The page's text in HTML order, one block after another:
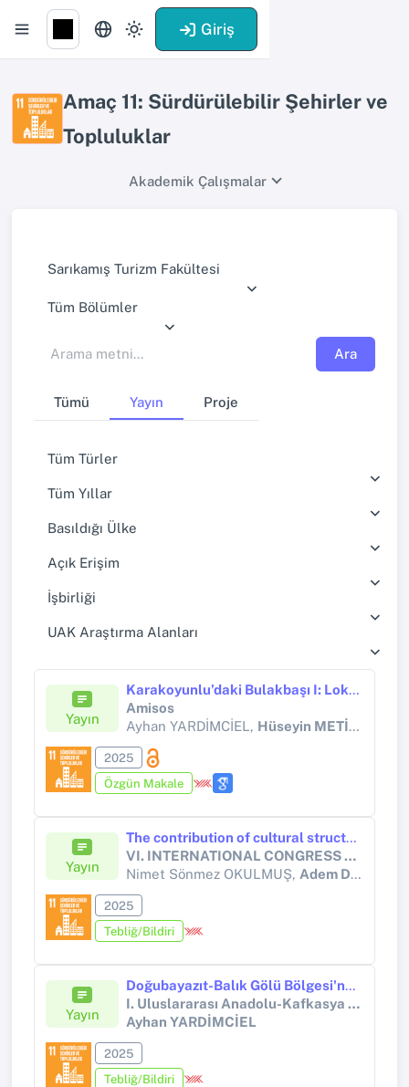
Giriş
Amaç 11: Sürdürülebilir Şehirler ve
Topluluklar
Akademik Çalışmalar
Sarıkamış Turizm Fakültesi
Tüm Bölümler
Ara
Tümü Yayın Proje
Tüm Türler
Tüm Yıllar
Basıldığı Ülke
Açık Erişim
İşbirliği
UAK Araştırma Alanları
Yayın
Karakoyunlu’daki Bulakbaşı I: Lokasyonun İşlevi Ve Tarihlendirmesine Dair Bir Ön Rapor
Amisos
Ayhan YARDİMCİEL, Hüseyin METİN
2025
Özgün Makale
Yayın
The contribution of cultural structures in erzurum to tourism
VI. INTERNATIONAL CONGRESS OF CULTURAL LANDSCAPES WITHIN THE FRAMEWORK OF SUSTAINABLE DEVELOPMENT
Nimet Sönmez OKULMUŞ, Adem DUMLU
2025
Tebliğ/Bildiri
Yayın
Doğubayazıt-Balık Gölü Bölgesi'nde Urartu İnşa Faaliyetleri
I. Uluslararası Anadolu-Kafkasya Kültür ve Sanat Sempozyumu
Ayhan YARDİMCİEL
2025
Tebliğ/Bildiri